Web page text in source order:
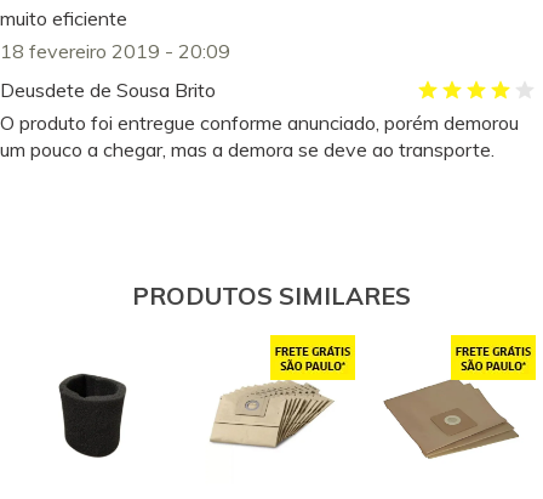
muito eficiente
18 fevereiro 2019 - 20:09
Deusdete de Sousa Brito
O produto foi entregue conforme anunciado, porém demorou
um pouco a chegar, mas a demora se deve ao transporte.
22 abril 2017 - 09:07
Fernando Castro
PRODUTOS SIMILARES